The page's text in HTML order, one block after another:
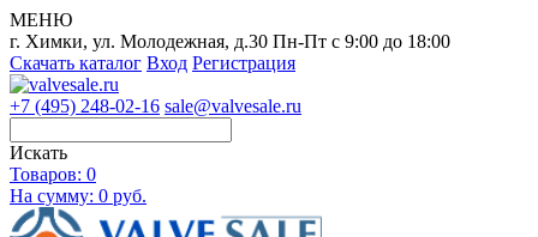
МЕНЮ
г. Химки, ул. Молодежная, д.30 Пн-Пт с 9:00 до 18:00
Скачать каталог Вход Регистрация
+7 (495) 248-02-16 sale@valvesale.ru
Искать
Товаров: 0
На сумму: 0 руб.